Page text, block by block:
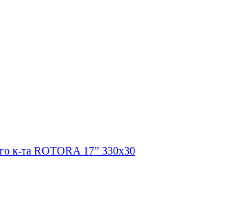
к-та ROTORA 17” 330х30